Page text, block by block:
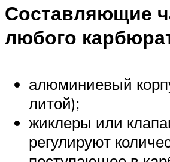
Составляющие
любого
алюминиевый
литой);
жиклеры или
регулируют